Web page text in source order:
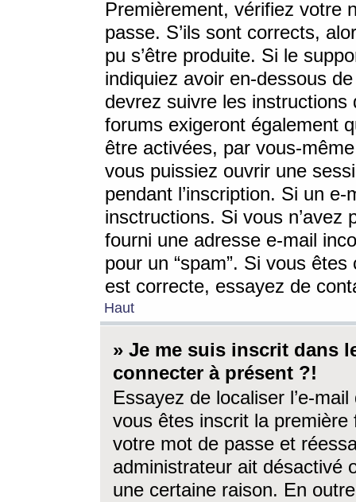
Premièrement, vérifiez votre
passe. S’ils sont corrects,
pu s’être produite. Si le
indiquiez avoir en-dessous
devrez suivre les
forums exigeront également
être activées, par vous-
vous puissiez ouvrir une
pendant l’inscription. Si un
insctructions. Si vous n’avez
fourni une adresse e-mail
pour un “spam”. Si vous
est correcte, essayez de
Haut
» Je me suis inscrit dans
connecter à présent ?!
Essayez de localiser l’e-
vous êtes inscrit la première
votre mot de passe et
administrateur ait désactivé
une certaine raison. En